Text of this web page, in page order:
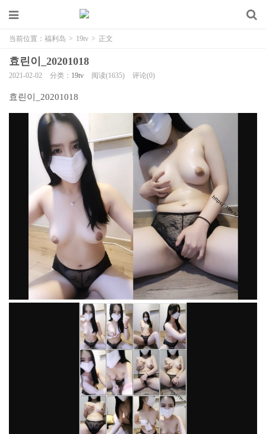
当前位置： 福利岛 > 19tv > 正文
효린이_20201018
2021-02-02 分类： 19tv 阅读(1635) 评论(0)
효린이_20201018